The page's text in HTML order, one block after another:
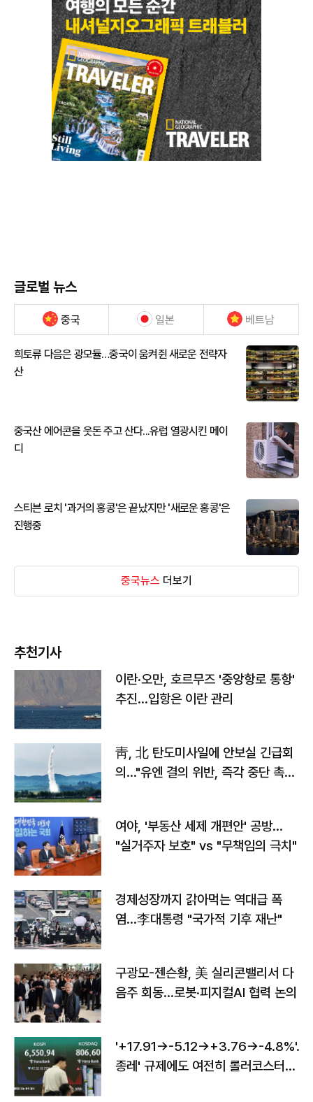
글로벌 뉴스
중국 일본 베트남
희토류 다음은 광모듈…중국이 움켜쥔 새로운 전략자
산
중국산 에어콘을 웃돈 주고 산다...유럽 열광시킨 메이
디
스티븐 로치 '과거의 홍콩'은 끝났지만 '새로운 홍콩'은
진행중
중국뉴스 더보기
추천기사
이란·오만, 호르무즈 '중앙항로 통항'
추진…입항은 이란 관리
靑, 北 탄도미사일에 안보실 긴급회
의…"유엔 결의 위반, 즉각 중단 촉
여야, '부동산 세제 개편안' 공방…
"실거주자 보호" vs "무책임의 극치"
경제성장까지 갉아먹는 역대급 폭
염…李대통령 "국가적 기후 재난"
구광모-젠슨황, 美 실리콘밸리서 다
음주 회동…로봇·피지컬AI 협력 논의
'+17.91→-5.12→+3.76→-4.8%'…'
종레' 규제에도 여전히 롤러코스터